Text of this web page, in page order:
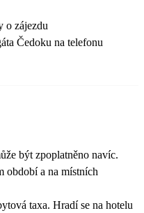
o zájezdu
Čedoku na telefonu
být zpoplatněno navíc.
období a na místních
taxa. Hradí se na hotelu